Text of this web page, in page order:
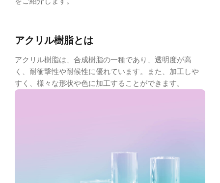
アクリル樹脂とは
アクリル樹脂は、合成樹脂の一種であり、透明度が高
く、耐衝撃性や耐候性に優れています。また、加工しや
すく、様々な形状や色に加工することができます。